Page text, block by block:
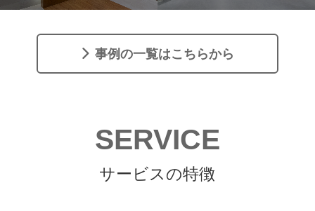
事例の一覧はこちらから
SERVICE
サービスの特徴